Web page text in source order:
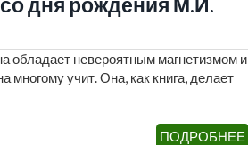
дня рождения М.И.
обладает невероятным магнетизмом и
многому учит. Она, как книга, делает
ПОДРОБНЕЕ